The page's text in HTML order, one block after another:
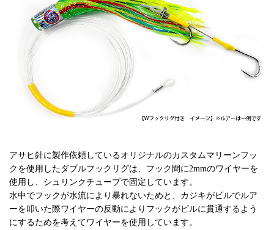
アサヒ針に製作依頼しているオリジナルのカスタムマリーンフッ
クを使用したダブルフックリグは、フック間に2mmのワイヤーを
使用し、シュリンクチューブで固定しています。
水中でフックが水流により暴れないためと、カジキがビルでルア
ーを叩いた際ワイヤーの反動によりフックがビルに貫通するよう
にするためを考えてワイヤーを使用しています。